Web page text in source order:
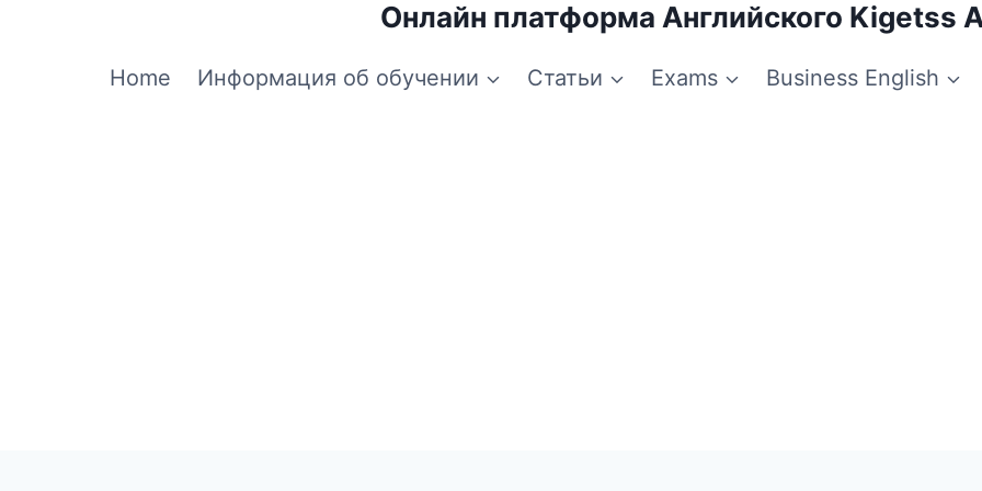
Онлайн платформа Английского Kigetss
Home Информация об обучении Статьи Exams Business English